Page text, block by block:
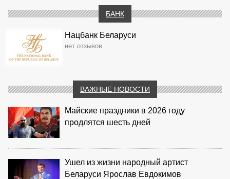
БАНК
Нацбанк Беларуси
нет отзывов
ВАЖНЫЕ НОВОСТИ
Майские праздники в 2026 году
продлятся шесть дней
Ушел из жизни народный артист
Беларуси Ярослав Евдокимов